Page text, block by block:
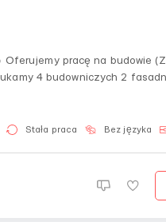
Oferujemy pracę na budowie (Z
Stała praca Bez języka